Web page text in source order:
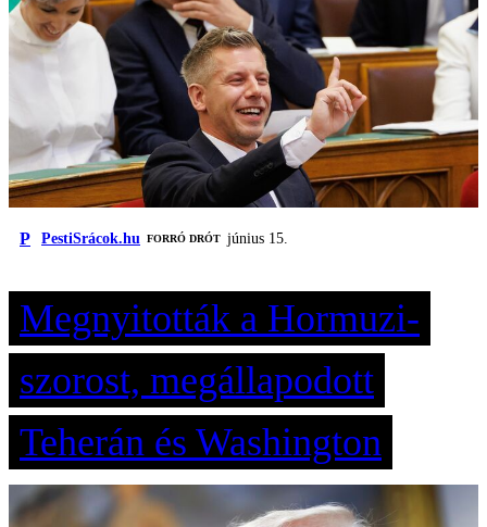
P PestiSrácok.hu FORRÓ DRÓT június 15.
Megnyitották a Hormuzi-
szorost, megállapodott
Teherán és Washington